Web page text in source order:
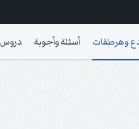
وهرطقات أسئلة وأجوبة دروس